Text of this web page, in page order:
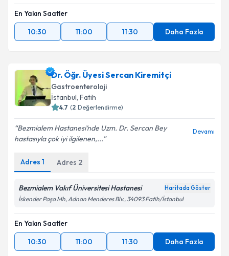
En Yakın Saatler
10:30
11:00 11:30 Daha Fazla
Dr. Öğr. Üyesi Sercan Kiremitçi
Gastroenteroloji
İstanbul, Fatih
4.7 (2 Değerlendirme)
Bezmialem Hastanesi’nde Uzm. Dr. Sercan Bey
hastasıyla çok iyi ilgilenen,...
Devamı
Adres 1 Adres 2
Bezmialem Vakıf Üniversitesi Hastanesi Haritada Göster
İskender Paşa Mh, Adnan Menderes Blv., 34093 Fatih/İstanbul
En Yakın Saatler
10:30
11:00 11:30 Daha Fazla